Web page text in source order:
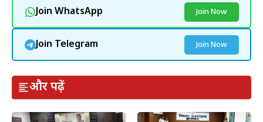
Join WhatsApp Join Now
Join Telegram Join Now
और पढ़ें